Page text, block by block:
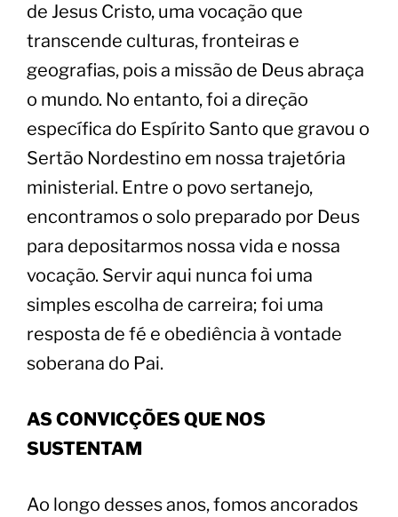
de Jesus Cristo, uma vocação que
transcende culturas, fronteiras e
geografias, pois a missão de Deus abraça
o mundo. No entanto, foi a direção
específica do Espírito Santo que gravou o
Sertão Nordestino em nossa trajetória
ministerial. Entre o povo sertanejo,
encontramos o solo preparado por Deus
para depositarmos nossa vida e nossa
vocação. Servir aqui nunca foi uma
simples escolha de carreira; foi uma
resposta de fé e obediência à vontade
soberana do Pai.
​AS CONVICÇÕES QUE NOS
SUSTENTAM
​Ao longo desses anos, fomos ancorados